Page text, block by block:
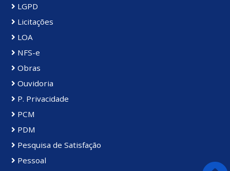
LGPD
Licitações
LOA
NFS-e
Obras
Ouvidoria
P. Privacidade
PCM
PDM
Pesquisa de Satisfação
Pessoal